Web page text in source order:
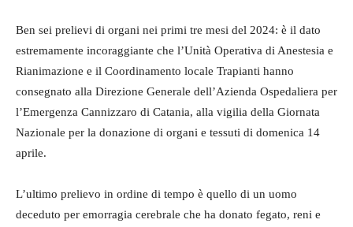
Ben sei prelievi di organi nei primi tre mesi del 2024: è il dato
estremamente incoraggiante che l’Unità Operativa di Anestesia e
Rianimazione e il Coordinamento locale Trapianti hanno
consegnato alla Direzione Generale dell’Azienda Ospedaliera per
l’Emergenza Cannizzaro di Catania, alla vigilia della Giornata
Nazionale per la donazione di organi e tessuti di domenica 14
aprile.
L’ultimo prelievo in ordine di tempo è quello di un uomo
deceduto per emorragia cerebrale che ha donato fegato, reni e